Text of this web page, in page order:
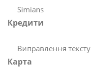
Simians
Кредити
Виправлення тексту
Карта